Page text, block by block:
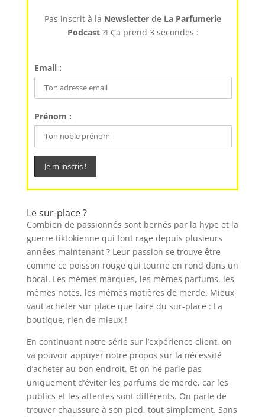
Pas inscrit à la Newsletter de La Parfumerie
Podcast?! Ça prend 3 secondes :
Email :
Prénom :
Le sur-place ?
Combien de passionnés sont bernés par la hype et la
guerre tiktokienne qui font rage depuis plusieurs
années maintenant ? Leur passion se trouve être
comme ce poisson rouge qui tourne en rond dans un
bocal. Les mêmes marques, les mêmes parfums, les
mêmes notes, les mêmes matières de merde. Mieux
vaut acheter sur place que faire du sur-place : La
boutique, rien de mieux !
En continuant notre série sur l’expérience client, on
va pouvoir appuyer notre propos sur la nécessité
d’acheter au bon endroit. Et on ne parle pas
uniquement d’éviter les parfums de merde, car les
publics et les attentes sont différents. On parle de
trouver chaussure à son pied, tout simplement. Sans